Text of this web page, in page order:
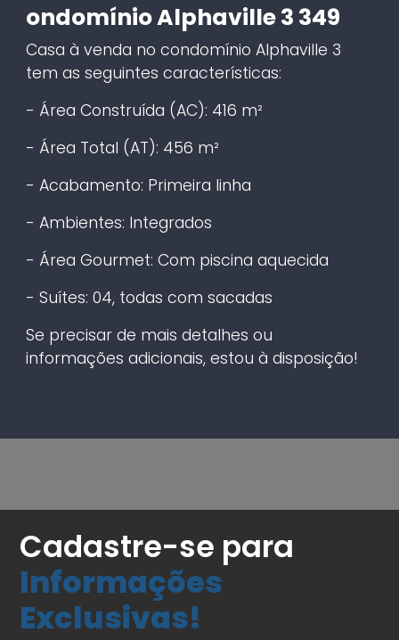
ondomínio Alphaville 3 349
Casa à venda no condomínio Alphaville 3
tem as seguintes características:
- Área Construída (AC): 416 m²
- Área Total (AT): 456 m²
- Acabamento: Primeira linha
- Ambientes: Integrados
- Área Gourmet: Com piscina aquecida
- Suítes: 04, todas com sacadas
Se precisar de mais detalhes ou
informações adicionais, estou à disposição!
Cadastre-se para
Informações
Exclusivas!